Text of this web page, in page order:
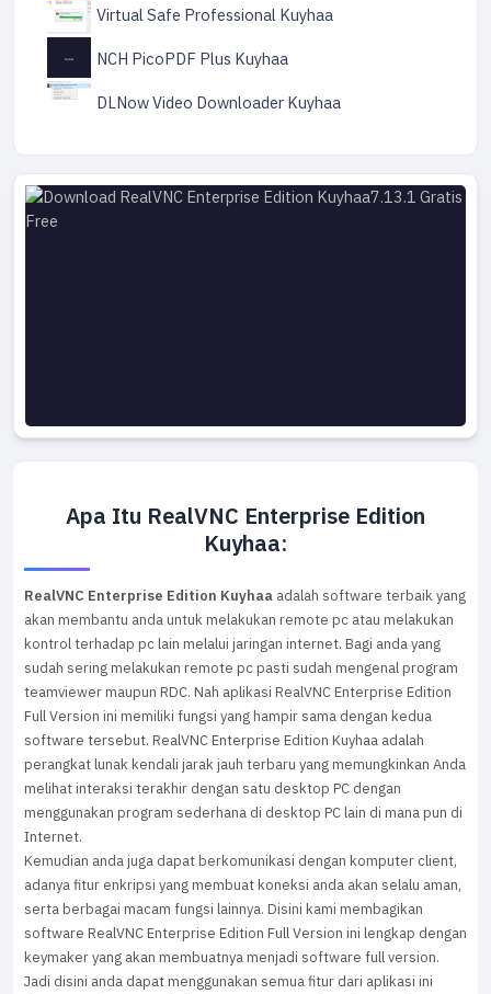
Apa Itu RealVNC Enterprise Edition
Kuyhaa:
RealVNC Enterprise Edition Kuyhaa adalah software terbaik yang
akan membantu anda untuk melakukan remote pc atau melakukan
kontrol terhadap pc lain melalui jaringan internet. Bagi anda yang
sudah sering melakukan remote pc pasti sudah mengenal program
teamviewer maupun RDC. Nah aplikasi RealVNC Enterprise Edition
Full Version ini memiliki fungsi yang hampir sama dengan kedua
software tersebut. RealVNC Enterprise Edition Kuyhaa adalah
perangkat lunak kendali jarak jauh terbaru yang memungkinkan Anda
melihat interaksi terakhir dengan satu desktop PC dengan
menggunakan program sederhana di desktop PC lain di mana pun di
Internet.
Kemudian anda juga dapat berkomunikasi dengan komputer client,
adanya fitur enkripsi yang membuat koneksi anda akan selalu aman,
serta berbagai macam fungsi lainnya. Disini kami membagikan
software RealVNC Enterprise Edition Full Version ini lengkap dengan
keymaker yang akan membuatnya menjadi software full version.
Jadi disini anda dapat menggunakan semua fitur dari aplikasi ini
Virtual Safe Professional Kuyhaa
NCH PicoPDF Plus Kuyhaa
DLNow Video Downloader Kuyhaa